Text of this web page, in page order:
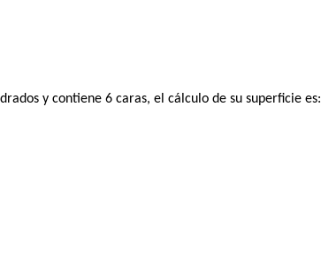
y contiene 6 caras, el cálculo de su superficie es: